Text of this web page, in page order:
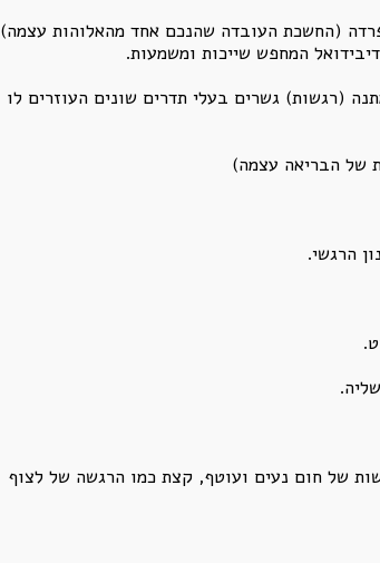
(החשכת העובדה שהנכם אחד מהאלוהות עצמה)
המחפש שייכות ומשמעות.
(רגשות) גשרים בעלי תדרים שונים העוזרים לו
של הבריאה עצמה)
הרגשי.
של חום נעים ועוטף, קצת כמו הרגשה של לצוף